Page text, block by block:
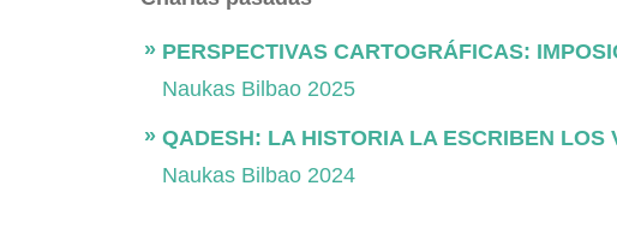
PERSPECTIVAS CARTOGRÁFICAS:
Naukas Bilbao 2025
QADESH: LA HISTORIA LA ESCRIBEN LOS
Naukas Bilbao 2024